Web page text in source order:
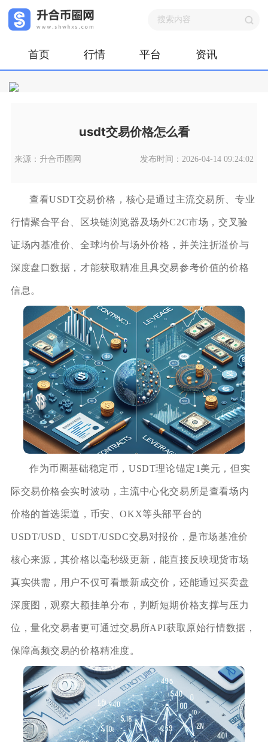
首页 行情 平台 资讯
usdt交易价格怎么看
来源：升合币圈网 发布时间：2026-04-14 09:24:02
查看USDT交易价格，核心是通过主流交易所、专业
行情聚合平台、区块链浏览器及场外C2C市场，交叉验
证场内基准价、全球均价与场外价格，并关注折溢价与
深度盘口数据，才能获取精准且具交易参考价值的价格
信息。
作为币圈基础稳定币，USDT理论锚定1美元，但实
际交易价格会实时波动，主流中心化交易所是查看场内
价格的首选渠道，币安、OKX等头部平台的
USDT/USD、USDT/USDC交易对报价，是市场基准价
核心来源，其价格以毫秒级更新，能直接反映现货市场
真实供需，用户不仅可看最新成交价，还能通过买卖盘
深度图，观察大额挂单分布，判断短期价格支撑与压力
位，量化交易者更可通过交易所API获取原始行情数据，
保障高频交易的价格精准度。